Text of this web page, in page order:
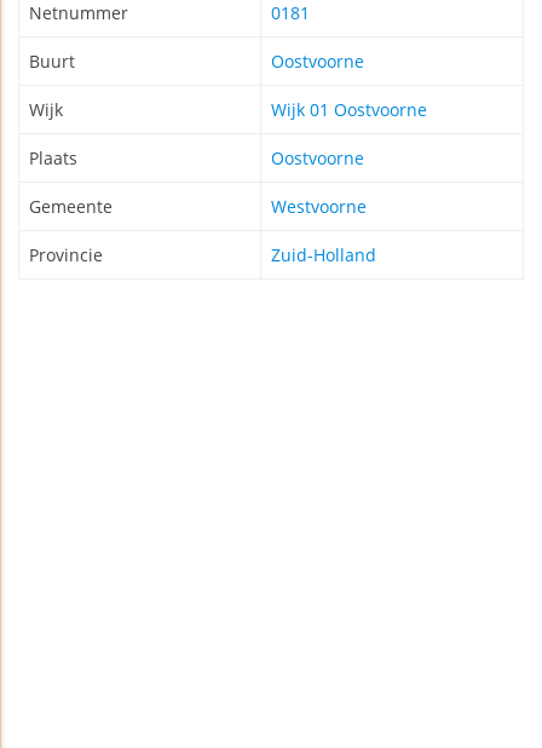
Netnummer 0181
Buurt Oostvoorne
Wijk Wijk 01 Oostvoorne
Plaats Oostvoorne
Gemeente Westvoorne
Provincie Zuid-Holland